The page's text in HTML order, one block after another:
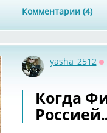
Комментарии (4)
yasha_2512
Когда